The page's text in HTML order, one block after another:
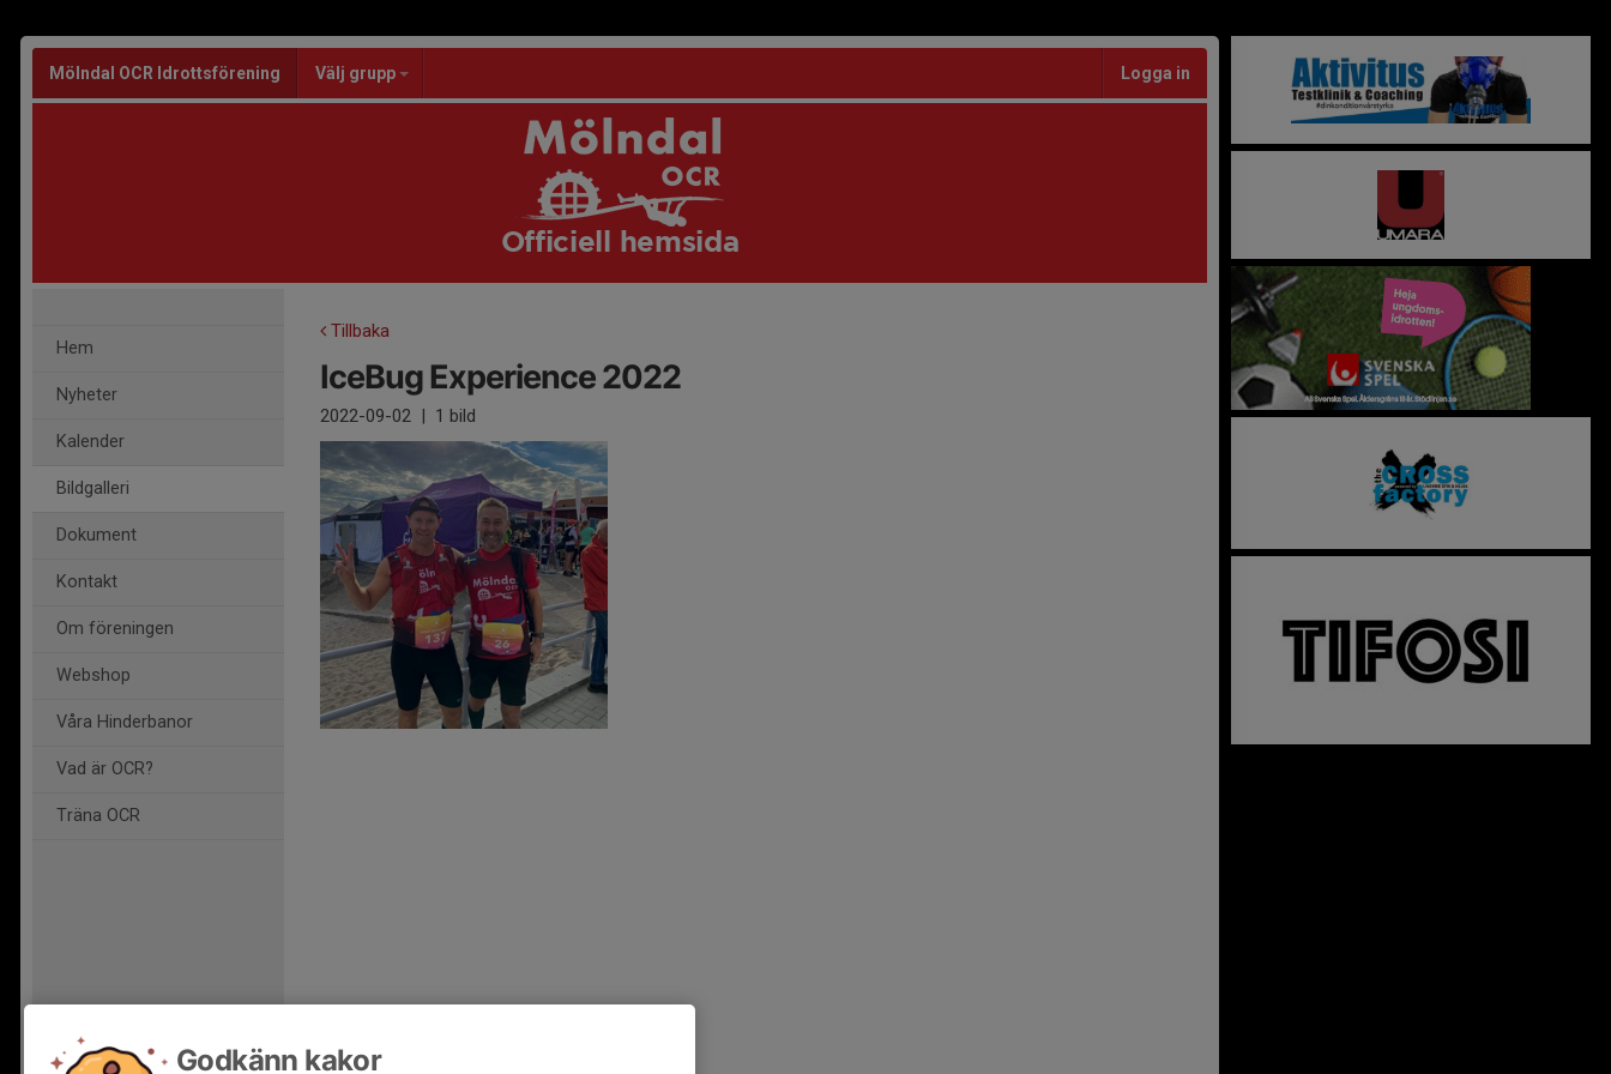
Mölndal OCR Idrottsförening Välj grupp Logga in
Officiell hemsida
Hem
Nyheter
Kalender
Bildgalleri
Dokument
Kontakt
Om föreningen
Webshop
Våra Hinderbanor
Vad är OCR?
Träna OCR
Tillbaka
IceBug Experience 2022
2022-09-02 | 1 bild
Godkänn kakor